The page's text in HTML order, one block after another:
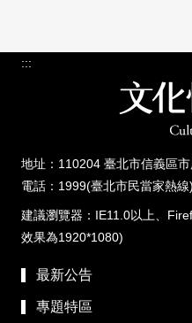
:::
地址：110204 臺北市信義區
電話：1999(臺北市民當家熱
建議瀏覽器：IE11.0以上、
效果為1920*1080)
最新公告
專題特區